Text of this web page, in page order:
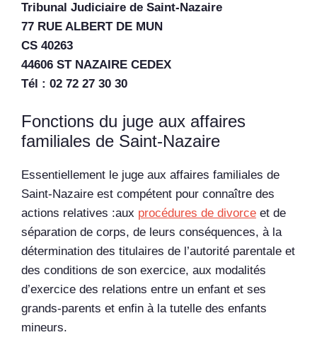
Tribunal Judiciaire de Saint-Nazaire
77 RUE ALBERT DE MUN
CS 40263
44606 ST NAZAIRE CEDEX
Tél : 02 72 27 30 30
Fonctions du juge aux affaires
familiales de Saint-Nazaire
Essentiellement le juge aux affaires familiales de
Saint-Nazaire est compétent pour connaître des
actions relatives :aux procédures de divorce et de
séparation de corps, de leurs conséquences, à la
détermination des titulaires de l’autorité parentale et
des conditions de son exercice, aux modalités
d’exercice des relations entre un enfant et ses
grands-parents et enfin à la tutelle des enfants
mineurs.